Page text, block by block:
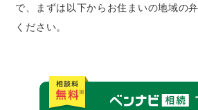
で、まずは以下からお住まいの地域の
ください。